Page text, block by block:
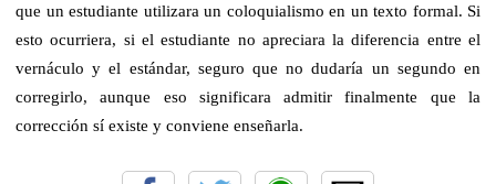
que un estudiante utilizara un coloquialismo en un texto formal. Si
esto ocurriera, si el estudiante no apreciara la diferencia entre el
vernáculo y el estándar, seguro que no dudaría un segundo en
corregirlo, aunque eso significara admitir finalmente que la
corrección sí existe y conviene enseñarla.